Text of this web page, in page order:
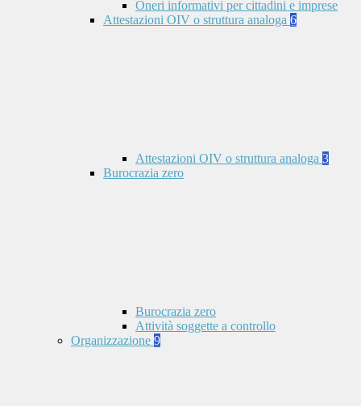
Oneri informativi per cittadini e imprese
Attestazioni OIV o struttura analoga 6
Attestazioni OIV o struttura analoga 3
Burocrazia zero
Burocrazia zero
Attività soggette a controllo
Organizzazione 9